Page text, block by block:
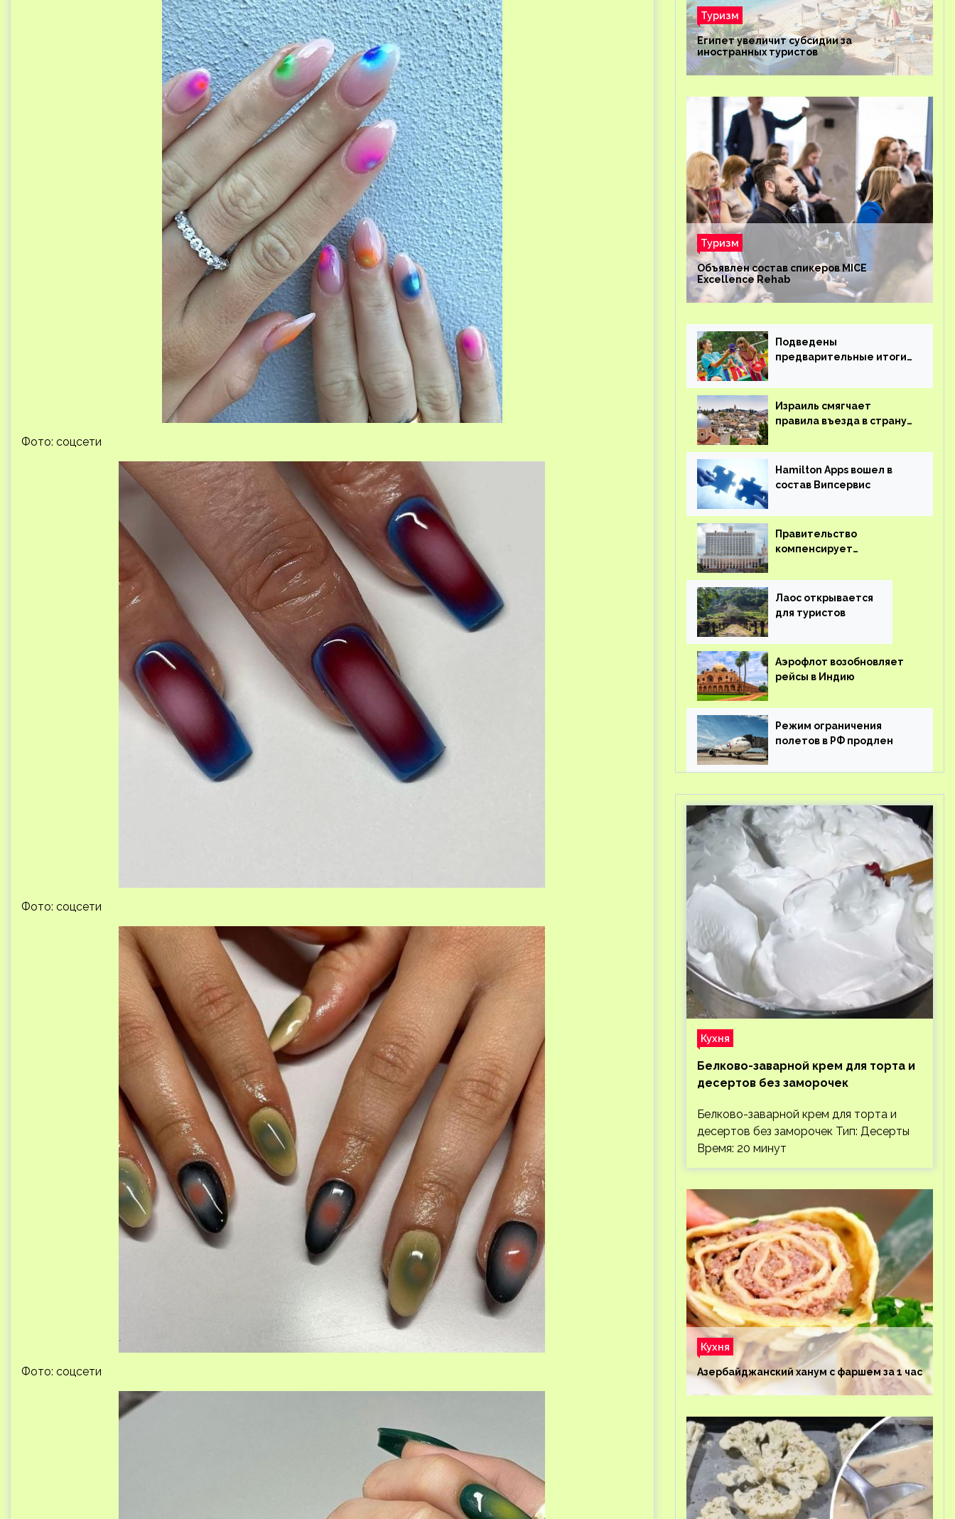
Фото: соцсети
Фото: соцсети
Фото: соцсети
Туризм
Египет увеличит субсидии за
иностранных туристов
Туризм
Объявлен состав спикеров MICE
Excellence Rehab
Подведены
предварительные итоги
Израиль смягчает
правила въезда в страну
Hamilton Apps вошел в
состав Випсервис
Правительство
компенсирует
на вывоз россиян из-за
рубежа
Лаос открывается
для туристов
Аэрофлот возобновляет
рейсы в Индию
Режим ограничения
полетов в РФ продлен
Кухня
Белково-заварной крем для торта и
десертов без заморочек
Белково-заварной крем для торта и
десертов без заморочек Тип: Десерты
Время: 20 минут
Кухня
Азербайджанский ханум с фаршем за 1 час